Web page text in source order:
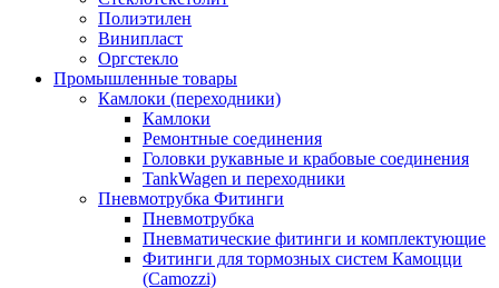
Полиэтилен
Винипласт
Оргстекло
Промышленные товары
Камлоки (переходники)
Камлоки
Ремонтные соединения
Головки рукавные и крабовые соединения
TankWagen и переходники
Пневмотрубка Фитинги
Пневмотрубка
Пневматические фитинги и комплектующие
Фитинги для тормозных систем Камоцци
(Camozzi)